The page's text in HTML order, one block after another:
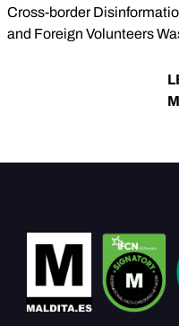
Cross-border
and Foreign Volunteers